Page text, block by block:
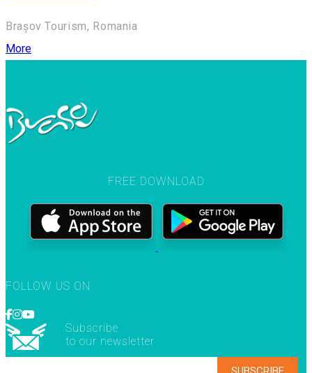
Brașov Tourism, Romania
More
FREE DOWNLOAD
FOLLOW US ON
Subscribe
to our newsletter